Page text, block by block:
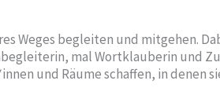
Weges begleiten und mitgehen.
mal Wortklauberin und
und Räume schaffen, in denen